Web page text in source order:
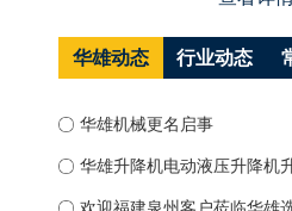
华雄动态 行业动态
华雄机械更名启事
华雄升降机电动液压升降机